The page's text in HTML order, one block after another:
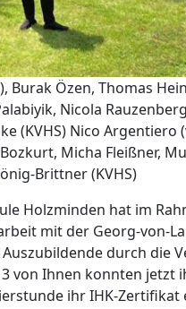
Özen, Thomas
Nicola
(KVHS) Nico Argentiero
Micha Fleißner,
Brittner (KVHS)
Holzminden hat im
mit der Georg-von-
durch die
von Ihnen konnten jetzt
ihr IHK-